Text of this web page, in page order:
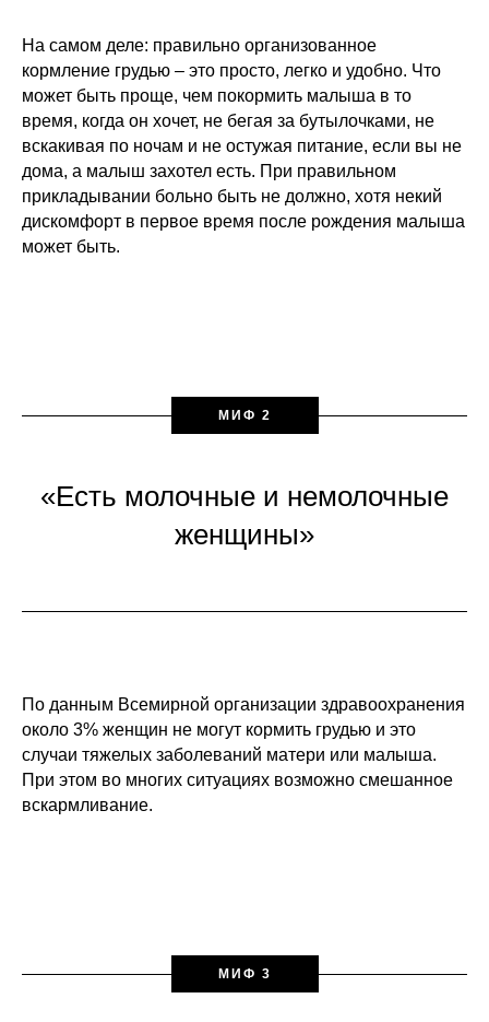
На самом деле: правильно организованное
кормление грудью – это просто, легко и удобно. Что
может быть проще, чем покормить малыша в то
время, когда он хочет, не бегая за бутылочками, не
вскакивая по ночам и не остужая питание, если вы не
дома, а малыш захотел есть. При правильном
прикладывании больно быть не должно, хотя некий
дискомфорт в первое время после рождения малыша
может быть.
МИФ 2
«Есть молочные и немолочные
женщины»
По данным Всемирной организации здравоохранения
около 3% женщин не могут кормить грудью и это
случаи тяжелых заболеваний матери или малыша.
При этом во многих ситуациях возможно смешанное
вскармливание.
МИФ 3